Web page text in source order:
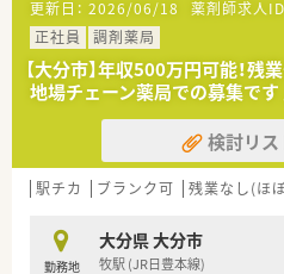
ーを実施しています。現場で
新の知識が習得できます。受
可能です。
■専門書などの書籍を各店舗
うにしています。
■研修認定薬剤師の申請費用
グ）受講料は全額会社負担です
<福利厚生>
す。育児時短勤務は、就学前
短勤務ができる制度です。
更新日： 2026/06/18 薬剤師求人ID
正社員
調剤薬局
【大分市】年収500万円可能！
地場チェーン薬局での募集で
検討リ
駅チカ ブランク可 残業なし(ほ
勤務地
大分県 大分市
牧駅 (JR日豊本線)